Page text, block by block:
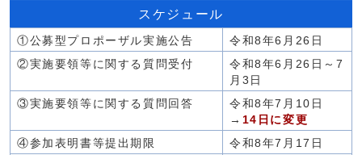
スケジュール
①公募型プロポーザル実施公告
令和8年6月26日
②実施要領等に関する質問受付
令和8年6月26日～7
月3日
③実施要領等に関する質問回答
令和8年7月10日
→ 14日に変更
④参加表明書等提出期限
令和8年7月17日